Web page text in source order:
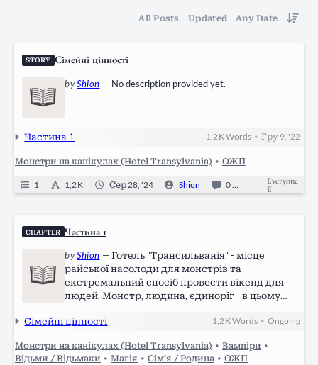
All Posts Updated Any Date
STORY Сімейні цінності
byShion — No description provided yet.
Частина 1 1,2 KWords •Гру 9, '22
Монстри на канікулах (Hotel Transylvania) • ОЖП
1 1,2 K Сер 28, '24 Shion 0 Ongoing
Everyone
E
CHAPTER Частина 1
byShion — Готель "Трансильванія" - місце
райської насолоди для монстрів та
екстремальний спосіб провести вікенд для
людей. Монстр, людина, єдиноріг - в цьому
місці. Захід сонця - неймовірна краса.
близьким, ніби…
Сімейні цінності 1,2 KWords •Ongoing
Монстри на канікулах (Hotel Transylvania) • Вампіри •
Відьми / Відьмаки • Магія • Сім’я / Родина • ОЖП